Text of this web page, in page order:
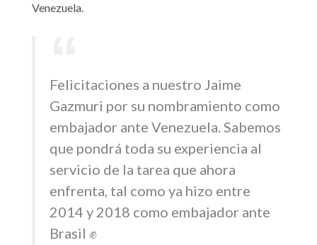
Venezuela.
Felicitaciones a nuestro Jaime
Gazmuri por su nombramiento como
embajador ante Venezuela. Sabemos
que pondrá toda su experiencia al
servicio de la tarea que ahora
enfrenta, tal como ya hizo entre
2014 y 2018 como embajador ante
Brasil ✊